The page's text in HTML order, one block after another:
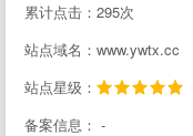
累计点击：295次
站点域名：www.ywtx.cc
站点星级：
备案信息： -